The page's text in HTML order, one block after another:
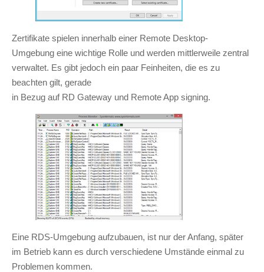
Zertifikate spielen innerhalb einer Remote Desktop-
Umgebung eine wichtige Rolle und werden mittlerweile zentral
verwaltet. Es gibt jedoch ein paar Feinheiten, die es zu
beachten gilt, gerade
in Bezug auf RD Gateway und Remote App signing.
Eine RDS-Umgebung aufzubauen, ist nur der Anfang, später
im Betrieb kann es durch verschiedene Umstände einmal zu
Problemen kommen.